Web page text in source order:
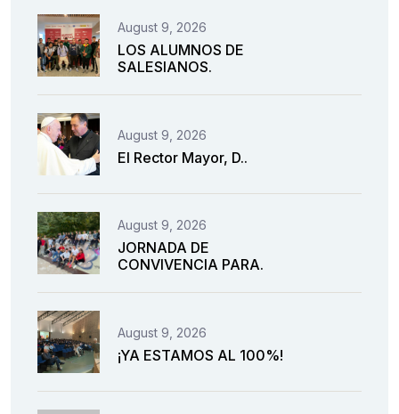
August 9, 2026
LOS ALUMNOS DE
SALESIANOS.
August 9, 2026
El Rector Mayor, D..
August 9, 2026
JORNADA DE
CONVIVENCIA PARA.
August 9, 2026
¡YA ESTAMOS AL 100%!